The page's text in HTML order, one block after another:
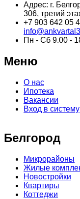
Адрес: г.
306, третий
+7 903 642 05
Пн - Сб 9.00 -
Меню
О нас
Ипотека
Вакансии
Вход в систему
Белгород
Микрорайоны
Жилые
Новостройки
Квартиры
Коттеджи